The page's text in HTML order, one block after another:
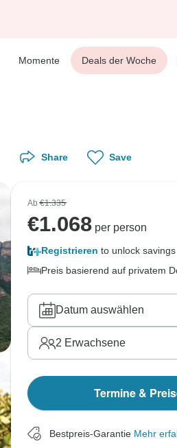
Momente Deals der Woche
Share Save
Ab€1.335
€1.068 per person
Registrieren to unlock savings
Preis basierend auf privatem
Datum auswählen
2 Erwachsene
Termine &
Bestpreis-Garantie Mehr